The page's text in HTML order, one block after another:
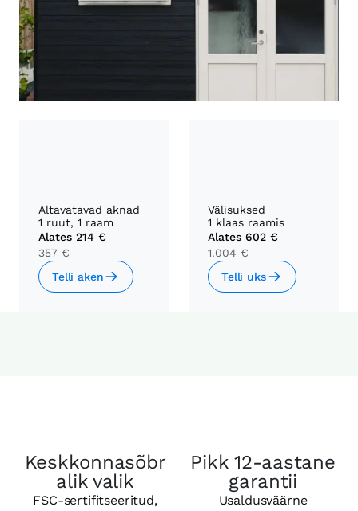
Altavatavad aknad
1 ruut, 1 raam
Alates 214 €
357 €
Telli aken
Välisuksed
1 klaas raamis
Alates 602 €
1.004 €
Telli uks
Keskkonnasõbr
alik valik
FSC-sertifitseeritud,
Pikk 12-aastane
garantii
Usaldusväärne